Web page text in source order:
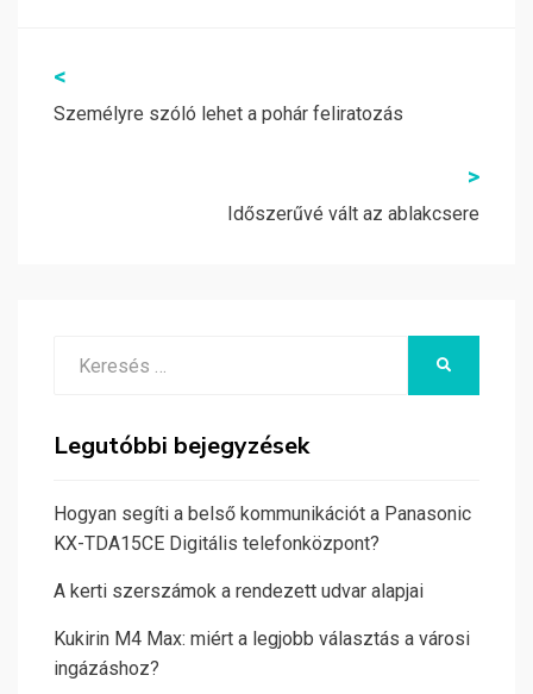
Bejegyzés
navigáció
<
Személyre szóló lehet a pohár feliratozás
>
Időszerűvé vált az ablakcsere
Legutóbbi bejegyzések
Hogyan segíti a belső kommunikációt a Panasonic
KX-TDA15CE Digitális telefonközpont?
A kerti szerszámok a rendezett udvar alapjai
Kukirin M4 Max: miért a legjobb választás a városi
ingázáshoz?